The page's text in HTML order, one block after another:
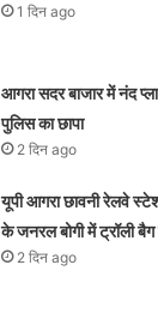
1 दिन ago
आगरा सदर बाजार में नंद
पुलिस का छापा
2 दिन ago
यूपी आगरा छावनी रेलवे
के जनरल बोगी में ट्रॉली बैग
2 दिन ago